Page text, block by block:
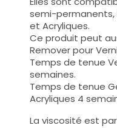
semi-permanents,
et Acryliques.
Ce produit peut
Remover pour
Temps de tenue
semaines.
Temps de tenue
Acryliques 4
La viscosité est